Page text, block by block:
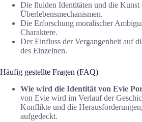
Die fluiden Identitäten und die Kunst
Überlebensmechanismen.
Die Erforschung moralischer
Charaktere.
Der Einfluss der Vergangenheit auf
des Einzelnen.
Häufig gestellte Fragen (FAQ)
Wie wird die Identität von Evie
von Evie wird im Verlauf der
Konflikte und die
aufgedeckt.